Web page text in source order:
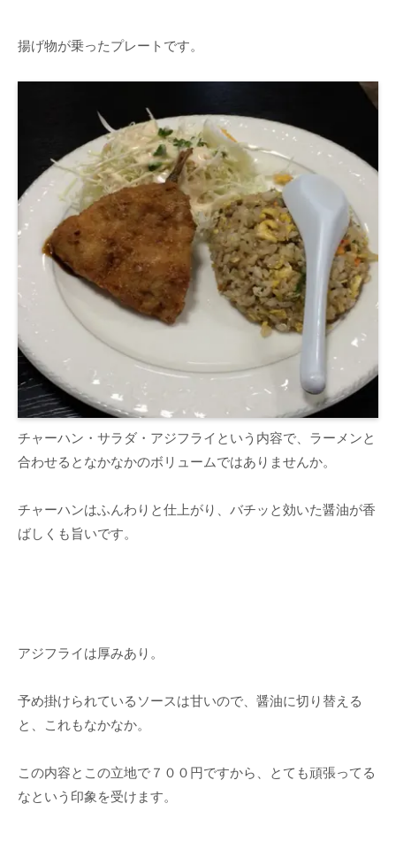
揚げ物が乗ったプレートです。
チャーハン・サラダ・アジフライという内容で、ラーメンと
合わせるとなかなかのボリュームではありませんか。
チャーハンはふんわりと仕上がり、バチッと効いた醤油が香
ばしくも旨いです。
アジフライは厚みあり。
予め掛けられているソースは甘いので、醤油に切り替える
と、これもなかなか。
この内容とこの立地で７００円ですから、とても頑張ってる
なという印象を受けます。